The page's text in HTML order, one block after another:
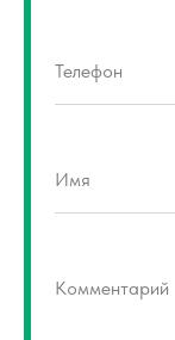
Телефон
Имя
Комментарий